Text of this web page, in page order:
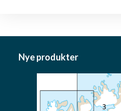
Nye produkter